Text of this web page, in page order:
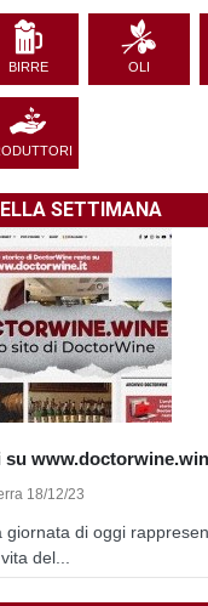
BIRRE OLI
SETTIMANA
su
18/12/23
giornata di oggi
del...